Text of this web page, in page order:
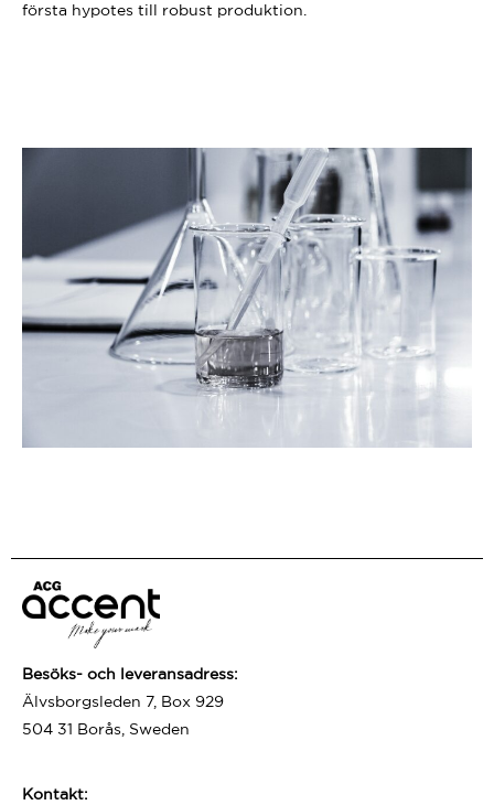
första hypotes till robust produktion.
Besöks- och leveransadress:
Älvsborgsleden 7, Box 929
504 31 Borås, Sweden
Kontakt: